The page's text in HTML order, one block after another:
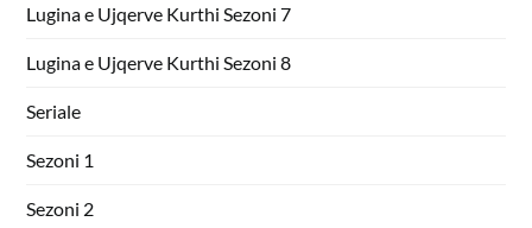
Lugina e Ujqerve Kurthi Sezoni 7
Lugina e Ujqerve Kurthi Sezoni 8
Seriale
Sezoni 1
Sezoni 2